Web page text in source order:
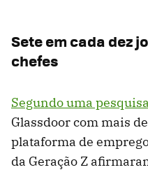
Sete em cada dez
chefes
Segundo uma pesquisa
Glassdoor com mais
plataforma de
da Geração Z